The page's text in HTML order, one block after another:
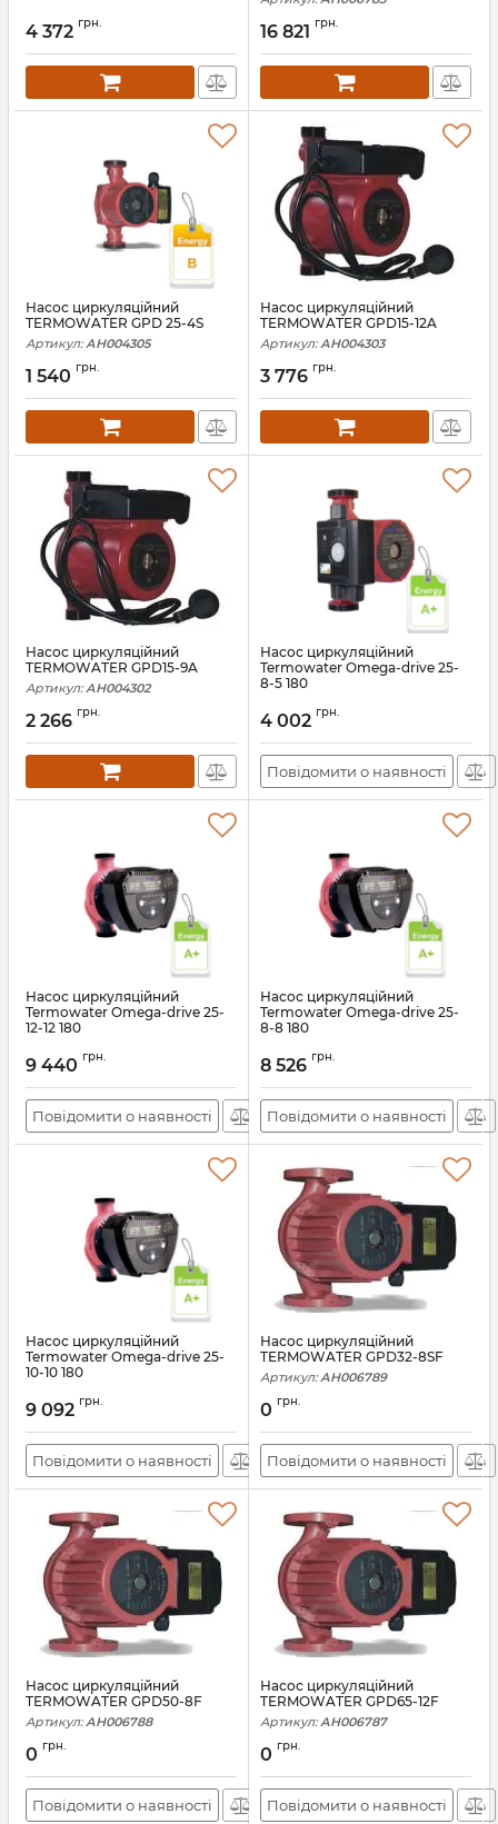
4 372 грн. 16 821 грн.
Насос циркуляційний
TERMOWATER GPD 25-4S
Артикул: АН004305
1 540 грн.
Насос циркуляційний
TERMOWATER GPD15-12A
Артикул: АН004303
3 776 грн.
Насос циркуляційний
TERMOWATER GPD15-9A
Артикул: АН004302
2 266 грн.
Насос циркуляційний
Termowater Omega-drive 25-
8-5 180
4 002 грн.
Повідомити о наявності
Насос циркуляційний
Termowater Omega-drive 25-
12-12 180
9 440 грн.
Повідомити о наявності
Насос циркуляційний
Termowater Omega-drive 25-
8-8 180
8 526 грн.
Повідомити о наявності
Насос циркуляційний
Termowater Omega-drive 25-
10-10 180
9 092 грн.
Повідомити о наявності
Насос циркуляційний
TERMOWATER GPD32-8SF
Артикул: АН006789
0 грн.
Повідомити о наявності
Насос циркуляційний
TERMOWATER GPD50-8F
Артикул: АН006788
0 грн.
Повідомити о наявності
Насос циркуляційний
TERMOWATER GPD65-12F
Артикул: АН006787
0 грн.
Повідомити о наявності